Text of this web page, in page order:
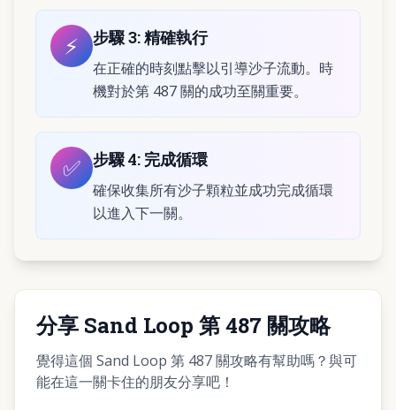
⚡ 步驟3:精確執行
在正確的時刻點擊以引導沙子流動。時
機對於第 487 關的成功至關重要。
✅ 步驟4: 完成循環
確保收集所有沙子顆粒並成功完成循環
以進入下一關。
分享 Sand Loop 第 487 關攻略
覺得這個 Sand Loop 第 487 關攻略有幫助嗎？與可
能在這一關卡住的朋友分享吧！